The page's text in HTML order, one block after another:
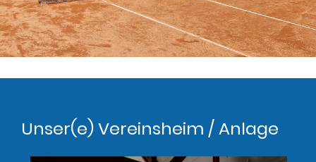
Unser(e) Vereinsheim / Anlage